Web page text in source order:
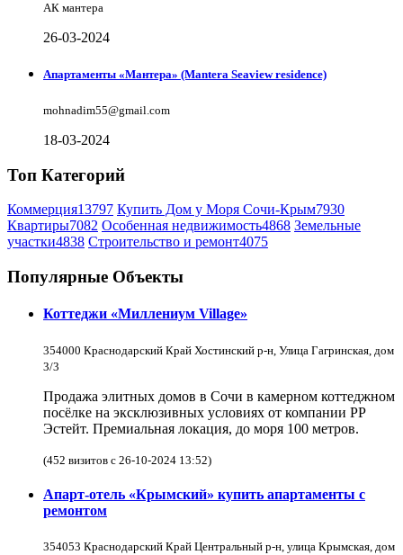
АК мантера
26-03-2024
Апартаменты «Мантера» (Mantera Seaview rеsidence)
mohnadim55@gmail.com
18-03-2024
Топ Категорий
Коммерция13797 Купить Дом у Моря Сочи-Крым7930
Квартиры7082 Особенная недвижимость4868 Земельные
участки4838 Строительство и ремонт4075
Популярные Объекты
Коттеджи «Миллениум Village»
354000 Краснодарский Край Хостинский р-н, Улица Гагринская, дом
3/3
Продажа элитных домов в Сочи в камерном коттеджном
посёлке на эксклюзивных условиях от компании РР
Эстейт. Премиальная локация, до моря 100 метров.
(452 визитов с 26-10-2024 13:52)
Апарт-отель «Крымский» купить апартаменты с
ремонтом
354053 Краснодарский Край Центральный р-н, улица Крымская, дом